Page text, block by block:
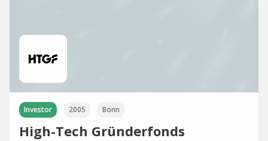
Investor 2005 Bonn
High-Tech Gründerfonds